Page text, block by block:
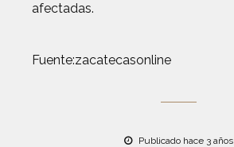
afectadas.
Fuente:zacatecasonline
Publicado hace 3 años